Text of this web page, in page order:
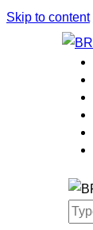
Skip to content